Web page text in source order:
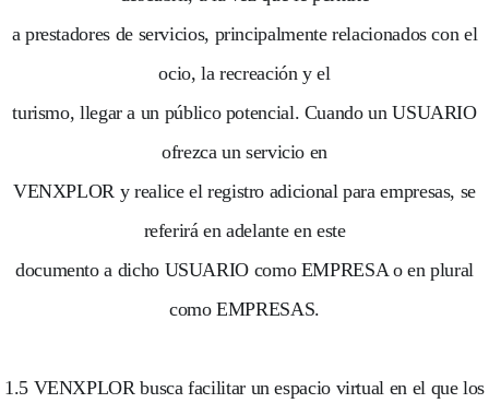
a prestadores de servicios, principalmente relacionados con el
ocio, la recreación y el
turismo, llegar a un público potencial. Cuando un USUARIO
ofrezca un servicio en
VENXPLOR y realice el registro adicional para empresas, se
referirá en adelante en este
documento a dicho USUARIO como EMPRESA o en plural
como EMPRESAS.
1.5 VENXPLOR busca facilitar un espacio virtual en el que los